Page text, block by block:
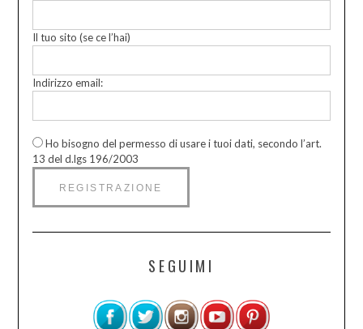
Il tuo sito (se ce l’hai)
Indirizzo email:
Ho bisogno del permesso di usare i tuoi dati, secondo l’art.
13 del d.lgs 196/2003
SEGUIMI